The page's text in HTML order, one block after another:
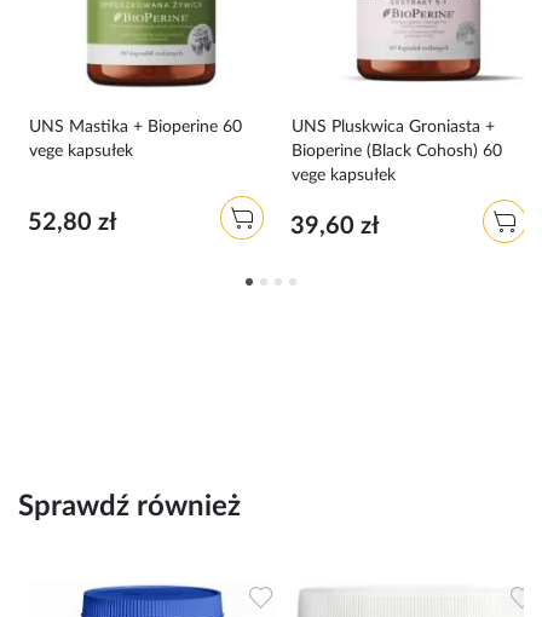
UNS Mastika + Bioperine 60
vege kapsułek
52,80 zł
UNS Pluskwica Groniasta +
Bioperine (Black Cohosh) 60
vege kapsułek
39,60 zł
Sprawdź również
Dodaj do ulubionych Dodaj do ulubionych